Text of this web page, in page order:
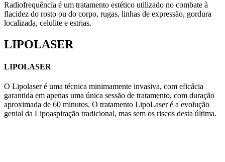
Radiofrequência é um tratamento estético utilizado no combate à
flacidez do rosto ou do corpo, rugas, linhas de expressão, gordura
localizada, celulite e estrias.
LIPOLASER
LIPOLASER
O Lipolaser é uma técnica minimamente invasiva, com eficácia
garantida em apenas uma única sessão de tratamento, com duração
aproximada de 60 minutos. O tratamento LipoLaser é a evolução
genial da Lipoaspiração tradicional, mas sem os riscos desta última.